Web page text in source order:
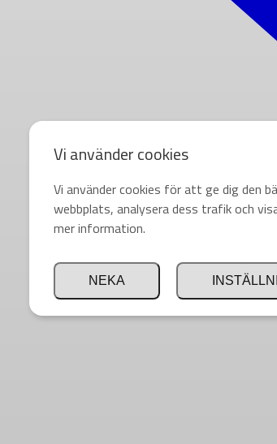
Vi använder cookies
Vi använder cookies för att ge dig den
webbplats, analysera dess trafik och
mer information.
NEKA